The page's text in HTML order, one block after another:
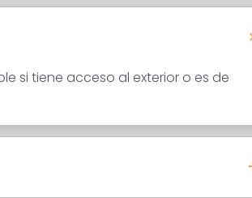
si tiene acceso al exterior o es de